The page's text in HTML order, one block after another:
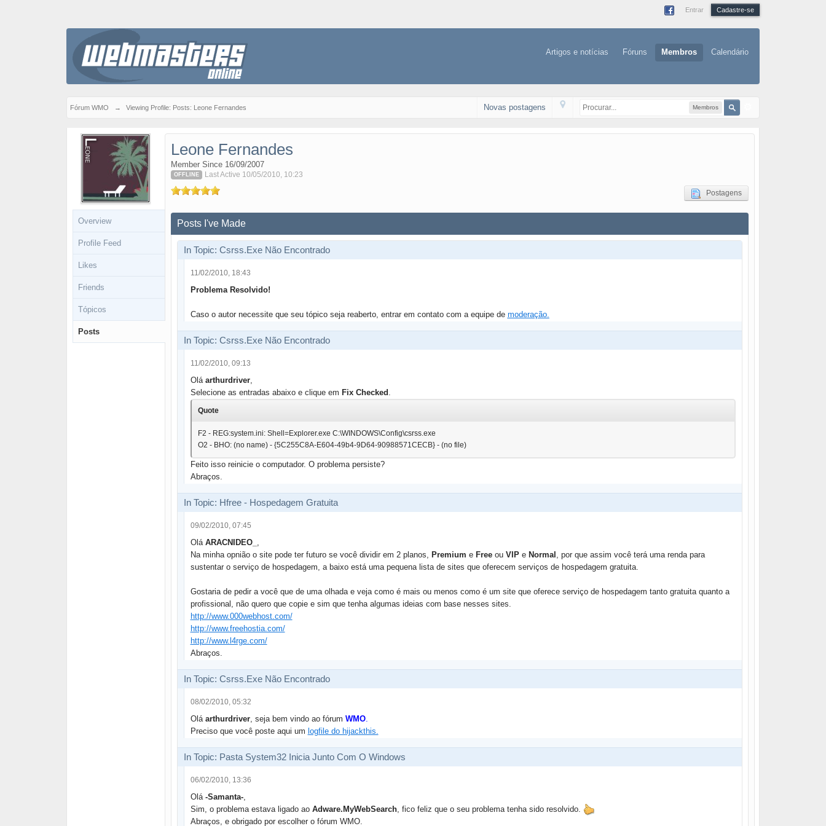
Entrar Cadastre-se
Artigos e notícias Fóruns Membros Calendário
Fórum WMO → Viewing Profile: Posts: Leone Fernandes Membros
Novas postagens
Overview
Profile Feed
Likes
Friends
Tópicos
Posts
Leone Fernandes
Member Since 16/09/2007
OFFLINE Last Active 10/05/2010, 10:23
Postagens
Posts I've Made
In Topic: Csrss.Exe Não Encontrado
11/02/2010, 18:43
Problema Resolvido!
Caso o autor necessite que seu tópico seja reaberto, entrar em contato com a equipe de moderação.
In Topic: Csrss.Exe Não Encontrado
11/02/2010, 09:13
Olá arthurdriver,
Selecione as entradas abaixo e clique em Fix Checked .
Quote
F2 - REG:system.ini: Shell=Explorer.exe C:\WINDOWS\Config\csrss.exe
O2 - BHO: (no name) - {5C255C8A-E604-49b4-9D64-90988571CECB} - (no file)
Feito isso reinicie o computador. O problema persiste?
Abraços.
In Topic: Hfree - Hospedagem Gratuita
09/02/2010, 07:45
Olá ARACNIDEO_ ,
Na minha opnião o site pode ter futuro se você dividir em 2 planos, Premium e Freeou VIPe Normal , por que assim você terá uma renda para
sustentar o serviço de hospedagem, a baixo está uma pequena lista de sites que oferecem serviços de hospedagem gratuita.
Gostaria de pedir a você que de uma olhada e veja como é mais ou menos como é um site que oferece serviço de hospedagem tanto gratuita quanto a
profissional, não quero que copie e sim que tenha algumas ideias com base nesses sites.
http://www.000webhost.com/
http://www.freehostia.com/
http://www.l4rge.com/
Abraços.
In Topic: Csrss.Exe Não Encontrado
08/02/2010, 05:32
Olá arthurdriver, seja bem vindo ao fórum WMO.
Preciso que você poste aqui um logfile do hijackthis.
In Topic: Pasta System32 Inicia Junto Com O Windows
06/02/2010, 13:36
Olá -Samanta-,
Sim, o problema estava ligado ao Adware.MyWebSearch, fico feliz que o seu problema tenha sido resolvido.
Abraços, e obrigado por escolher o fórum WMO.